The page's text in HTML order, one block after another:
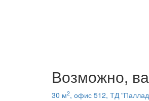
Возможно,
30 м2, офис 512, ТД